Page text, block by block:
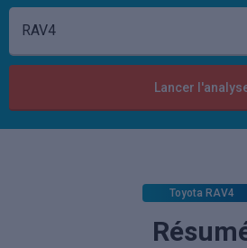
Lancer
Toyota RAV4